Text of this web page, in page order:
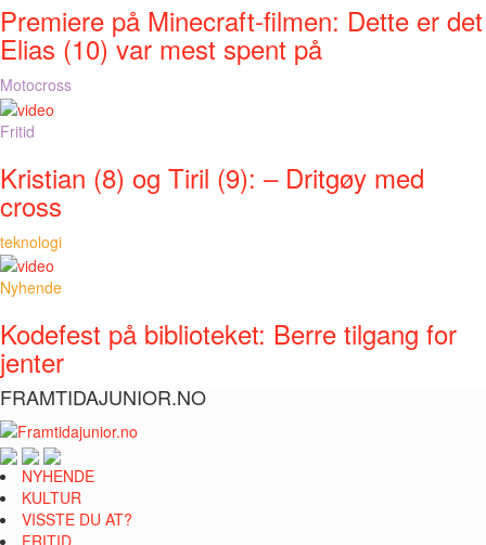
Premiere på Minecraft-filmen: Dette er det
Elias (10) var mest spent på
Motocross
Fritid
Kristian (8) og Tiril (9): – Dritgøy med
cross
teknologi
Nyhende
Kodefest på biblioteket: Berre tilgang for
jenter
FRAMTIDAJUNIOR.NO
NYHENDE
KULTUR
VISSTE DU AT?
FRITID